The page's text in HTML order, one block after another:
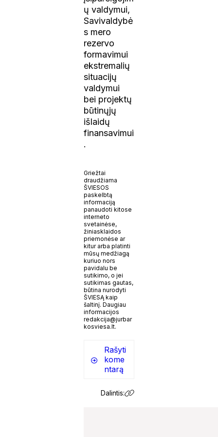
ų valdymui,
Savivaldybė
s mero
rezervo
formavimui
ekstremalių
situacijų
valdymui
bei projektų
būtinųjų
išlaidų
finansavimui
.
Griežtai
draudžiama
ŠVIESOS
paskelbtą
informaciją
panaudoti kitose
interneto
svetainėse,
žiniasklaidos
priemonėse ar
kitur arba platinti
mūsų medžiagą
kuriuo nors
pavidalu be
sutikimo, o jei
sutikimas gautas,
būtina nurodyti
ŠVIESĄ kaip
šaltinį. Daugiau
informacijos
redakcija@jurbar
kosviesa.lt.
Rašyti
kome
ntarą
Dalintis: